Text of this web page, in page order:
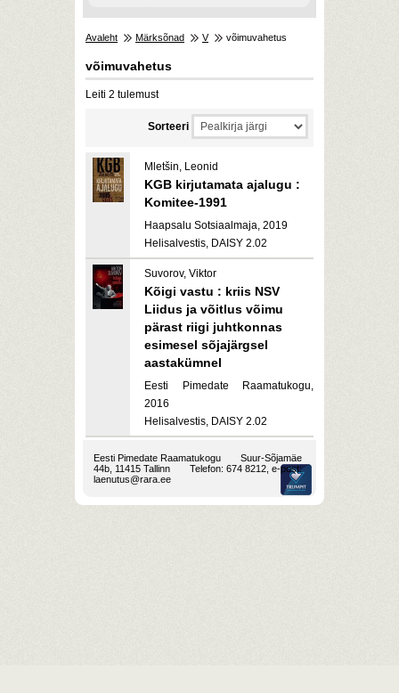
Avaleht Märksõnad V võimuvahetus
võimuvahetus
Leiti 2 tulemust
Sorteeri
Mletšin, Leonid
KGB kirjutamata ajalugu :
Komitee-1991
Haapsalu Sotsiaalmaja, 2019
Helisalvestis, DAISY 2.02
Suvorov, Viktor
Kõigi vastu : kriis NSV
Liidus ja võitlus võimu
pärast riigi juhtkonnas
esimesel sõjajärgsel
aastakümnel
Eesti Pimedate Raamatukogu,
2016
Helisalvestis, DAISY 2.02
Eesti Pimedate Raamatukogu
Suur-Sõjamäe
44b, 11415 Tallinn
Telefon: 674 8212, e-post:
laenutus@rara.ee